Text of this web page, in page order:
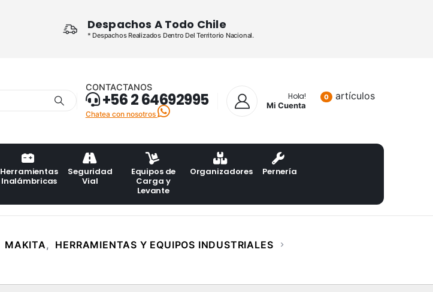
Despachos A Todo Chile
* Despachos Realizados Dentro Del Territorio Nacional.
CONTACTANOS
+56 2 64692995
Chatea con nosotros
Hola!
Mi Cuenta
0 artículos
Herramientas
Inalámbricas
Seguridad
Vial
Equipos de
Carga y
Levante
Organizadores Pernería
MAKITA, HERRAMIENTAS Y EQUIPOS INDUSTRIALES